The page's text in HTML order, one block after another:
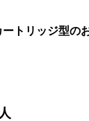
ートリッジ型の